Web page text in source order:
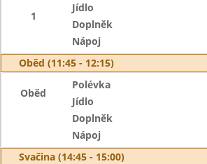
1
Jídlo
Doplněk
Nápoj
Oběd (11:45 - 12:15)
Oběd
Polévka
Jídlo
Doplněk
Nápoj
Svačina (14:45 - 15:00)